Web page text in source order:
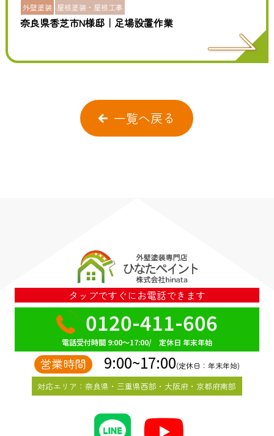
外壁塗装 屋根塗装・屋根工事
奈良県香芝市N様邸｜足場設置作業
一覧へ戻る
タップですぐにお電話できます
0120-411-606
電話受付時間 9:00～17:00/ 定休日 年末年始
営業時間 9:00~17:00(定休日：年末年始)
対応エリア：奈良県・三重県西部・大阪府・京都府南部